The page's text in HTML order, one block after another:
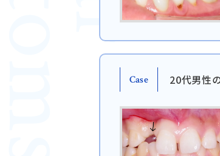
14:30〜18:00日本歯科札幌
Case 20代男性